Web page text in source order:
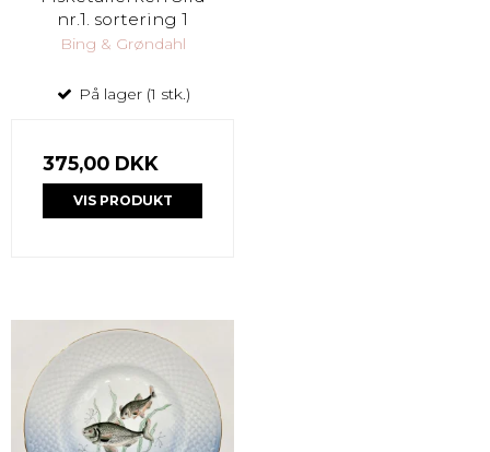
nr.1. sortering 1
Bing & Grøndahl
På lager (1 stk.)
375,00 DKK
VIS PRODUKT